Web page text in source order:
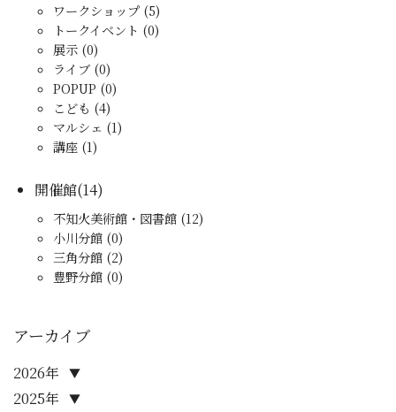
ワークショップ (5)
トークイベント (0)
展示 (0)
ライブ (0)
POPUP (0)
こども (4)
マルシェ (1)
講座 (1)
開催館(14)
不知火美術館・図書館 (12)
小川分館 (0)
三角分館 (2)
豊野分館 (0)
アーカイブ
2025年 ▼
2026年 ▼